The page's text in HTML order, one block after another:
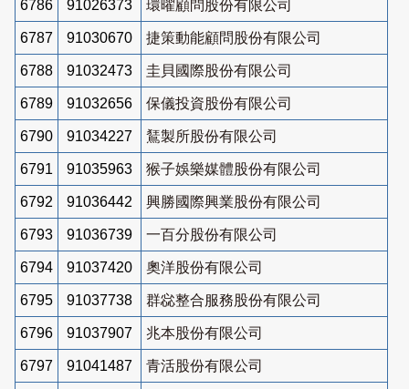
6786 91026373 環曜顧問股份有限公司
6787 91030670 捷策動能顧問股份有限公司
6788 91032473 圭貝國際股份有限公司
6789 91032656 保儀投資股份有限公司
6790 91034227 鵟製所股份有限公司
6791 91035963 猴子娛樂媒體股份有限公司
6792 91036442 興勝國際興業股份有限公司
6793 91036739 一百分股份有限公司
6794 91037420 奧洋股份有限公司
6795 91037738 群惢整合服務股份有限公司
6796 91037907 兆本股份有限公司
6797 91041487 青活股份有限公司